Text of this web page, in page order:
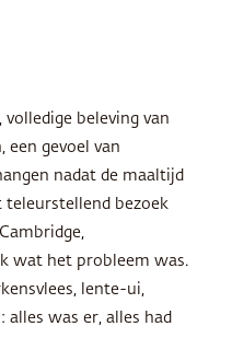
beleving van
een gevoel van
nadat de maaltijd
teleurstellend bezoek
wat het probleem was.
lente-ui,
was er, alles had